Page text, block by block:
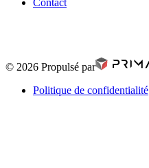
© 2026 Propulsé par
Politique de confidentialité